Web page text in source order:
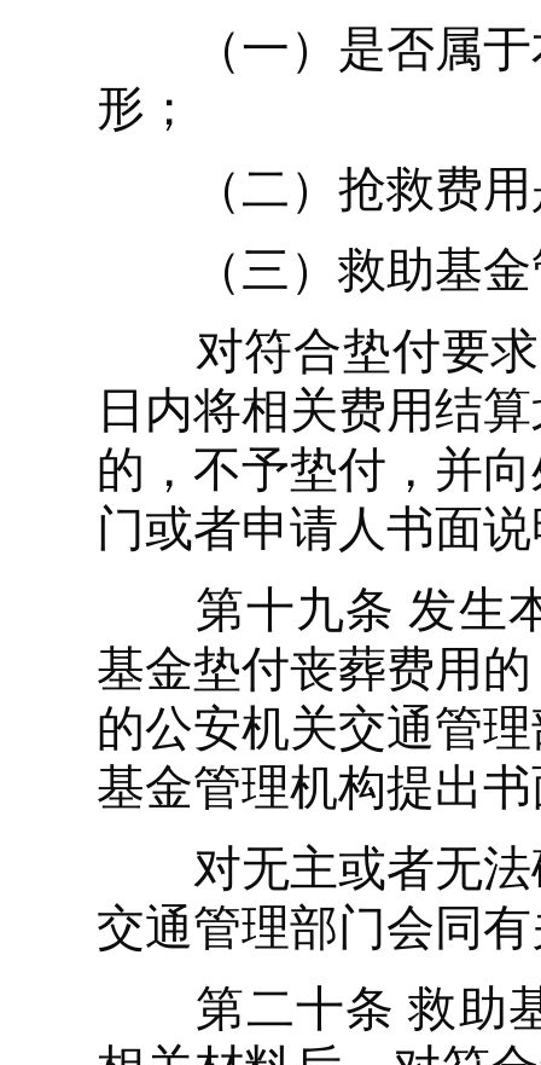
（一）是否属于
形；
（二）抢救费用
（三）救助基金
对符合垫付要求
日内将相关费用结
的，不予垫付，并
门或者申请人书面
第十九条 发生本
基金垫付丧葬费用
的公安机关交通管
基金管理机构提出
对无主或者无法
交通管理部门会同
第二十条 救助基